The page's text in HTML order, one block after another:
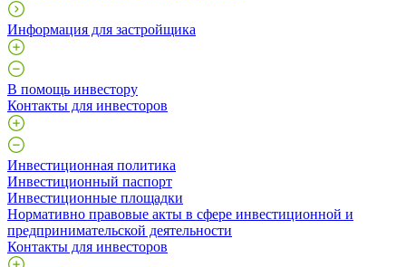
Информация для застройщика
В помощь инвестору
Контакты для инвесторов
Инвестиционная политика
Инвестиционный паспорт
Инвестиционные площадки
Нормативно правовые акты в сфере инвестиционной и
предпринимательской деятельности
Контакты для инвесторов